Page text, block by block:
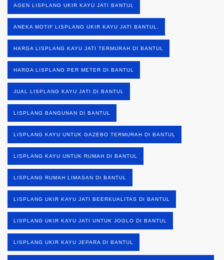
AGEN LISPLANG UKIR KAYU JATI BANTUL
ANEKA MOTIF LISPLANG UKIR KAYU JATI BANTUL.
HARGA LISPLANG KAYU JATI TERMURAH DI BANTUL
HARGA LISPLANG PER METER DI BANTUL
JUAL LISPLANG KAYU JATI DI BANTUL
LISPLANG BANGUNAN DI BANTUL
LISPLANG KAYU UNTUK GAZEBO TERMURAH DI BANTUL
LISPLANG KAYU UNTUK RUMAH DI BANTUL
LISPLANG RUMAH LIMASAN DI BANTUL
LISPLANG UKIR KAYU JATI BEERKUALITAS DI BANTUL
LISPLANG UKIR KAYU JATI UNTUK JOGLO DI BANTUL
LISPLANG UKIR KAYU JEPARA DI BANTUL